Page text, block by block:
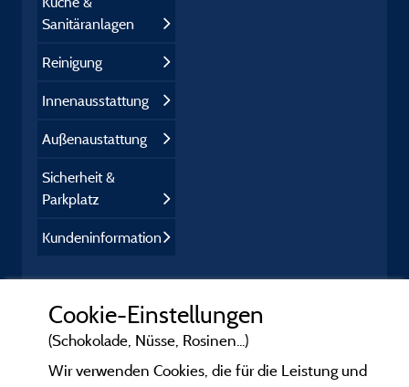
Sanitäranlagen
Reinigung
Innenausstattung
Außenaustattung
Sicherheit &
Parkplatz
Kundeninformation
Cookie-Einstellungen
(Schokolade, Nüsse, Rosinen...)
Wir verwenden Cookies, die für die Leistung und